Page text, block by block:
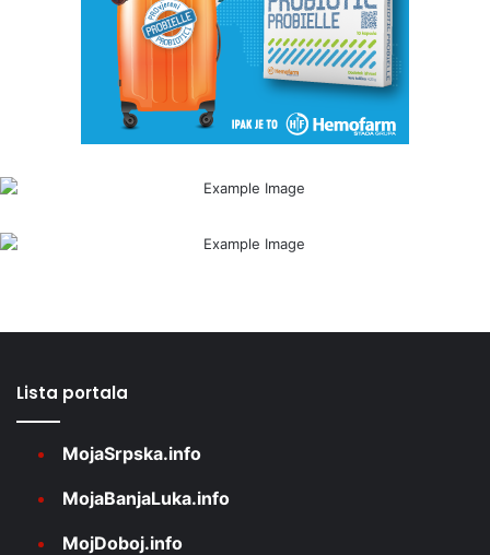
Lista portala
MojaSrpska.info
MojaBanjaLuka.info
MojDoboj.info